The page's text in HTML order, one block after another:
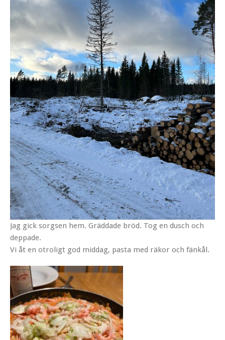
Jag gick sorgsen hem. Gräddade bröd. Tog en dusch och
deppade.
Vi åt en otroligt god middag, pasta med räkor och fänkål.